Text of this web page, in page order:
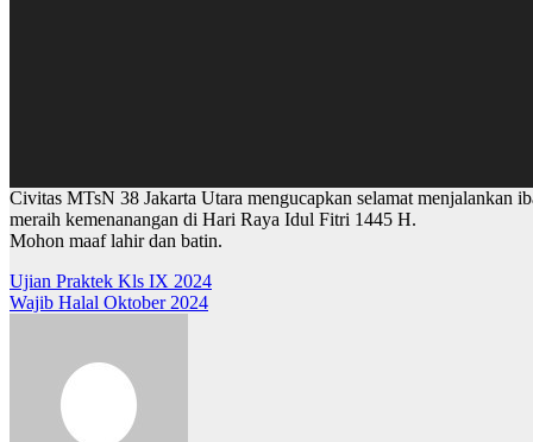
Civitas MTsN 38 Jakarta Utara mengucapkan selamat menjalankan
meraih kemenanangan di Hari Raya Idul Fitri 1445 H.
Mohon maaf lahir dan batin.
Post
navigation
Ujian Praktek Kls IX 2024
Wajib Halal Oktober 2024